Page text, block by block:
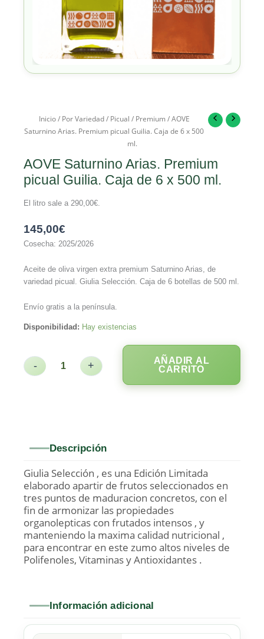
Inicio/ Por Variedad/ Picual / Premium/ AOVE
Saturnino Arias. Premium picual Guilia. Caja de 6 x 500
ml.
AOVE Saturnino Arias. Premium
picual Guilia. Caja de 6 x 500 ml.
El litro sale a 290,00€.
145,00€
Cosecha: 2025/2026
Aceite de oliva virgen extra premium Saturnino Arias, de
variedad picual. Giulia Selección. Caja de 6 botellas de 500 ml.
Envío gratis a la península.
Disponibilidad: Hay existencias
- +
AÑADIR AL
CARRITO
Descripción
Giulia Selección , es una Edición Limitada
elaborado apartir de frutos seleccionados en
tres puntos de maduracion concretos, con el
fin de armonizar las propiedades
organolepticas con frutados intensos , y
manteniendo la maxima calidad nutricional ,
para encontrar en este zumo altos niveles de
Polifenoles, Vitaminas y Antioxidantes .
Información adicional